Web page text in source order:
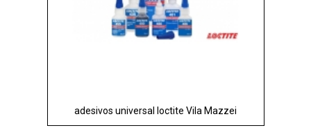
adesivos universal loctite Vila Mazzei